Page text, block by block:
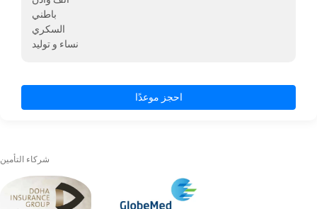
باطني
السكري
نساء و توليد
احجز موعدًا
شركاء التأمين